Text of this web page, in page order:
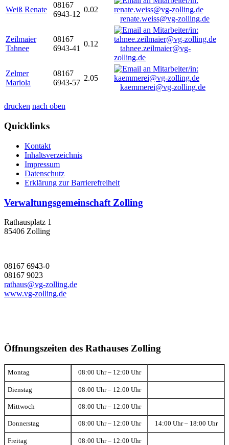
Weiß Renate
08167
6943-12
0.02
renate.weiss@vg-zolling.de
Zeilmaier
Tahnee
08167
6943-41
0.12
tahnee.zeilmaier@vg-
zolling.de
Zelmer
Mariola
08167
6943-57
2.05
kaemmerei@vg-zolling.de
drucken nach oben
Quicklinks
Kontakt
Inhaltsverzeichnis
Impressum
Datenschutz
Erklärung zur Barrierefreiheit
Verwaltungsgemeinschaft Zolling
Rathausplatz 1
85406 Zolling
08167 6943-0
08167 9023
rathaus@vg-zolling.de
www.vg-zolling.de
Öffnungszeiten des Rathauses Zolling
Montag 08:00 Uhr – 12:00 Uhr
Dienstag 08:00 Uhr – 12:00 Uhr
Mittwoch 08:00 Uhr – 12:00 Uhr
Donnerstag 08:00 Uhr – 12:00 Uhr 14:00 Uhr – 18:00 Uhr
Freitag 08:00 Uhr – 12:00 Uhr